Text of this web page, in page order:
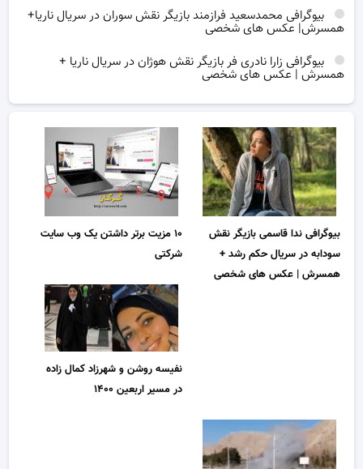
بیوگرافی محمدسعید فرازمند بازیگر نقش سوران در سریال ناریا+
همسرش| عکس های شخصی
بیوگرافی زارا نادری فر بازیگر نقش هوژان در سریال ناریا +
همسرش | عکس های شخصی
بیوگرافی ندا قاسمی بازیگر نقش
سودابه در سریال حکم رشد +
همسرش | عکس های شخصی
۱۰ مزیت برتر داشتن یک وب سایت
شرکتی
نفیسه روشن و شهرزاد کمال زاده
در مسیر اربعین ۱۴۰۰